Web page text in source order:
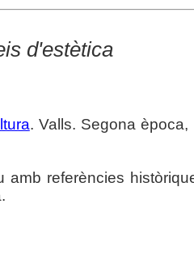
d'estètica
. Valls. Segona
amb referències